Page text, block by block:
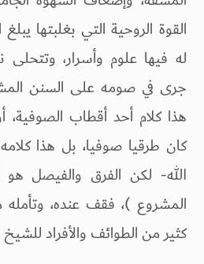
القوة الروحية التي بغلبتها
له فيها علوم وأسرار، وتتحلى
جرى في صومه على السنن
هذا كلام أحد أقطاب
كان طرقيا صوفيا، بل هذا
الله- لكن الفرق والفيصل
المشروع )، فقف عنده،
كثير من الطوائف والأفراد للشيخ